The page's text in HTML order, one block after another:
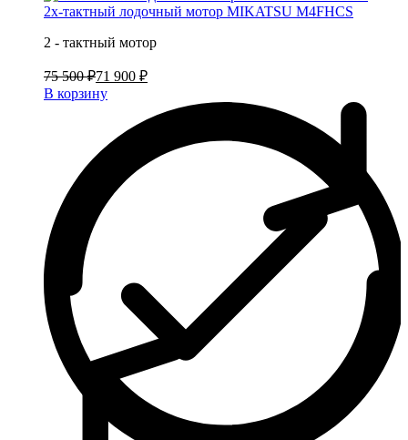
2х-тактный лодочный мотор MIKATSU M4FHCS
2 - тактный мотор
75 500 ₽71 900 ₽
В корзину